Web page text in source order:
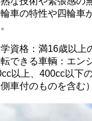
輪車の特性や四輪車
学資格：満16歳以上
できる車輌：エン
以上、400cc以下
側車付のものを含む